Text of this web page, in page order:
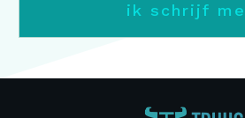
ik schrijf